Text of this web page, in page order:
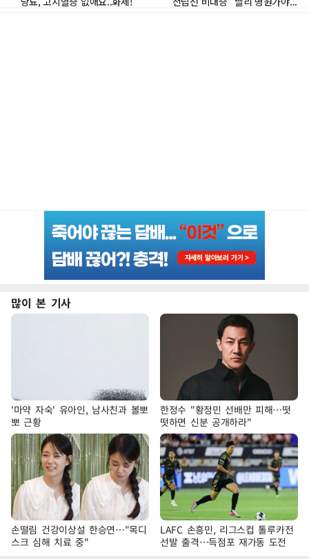
많이 본 기사
'마약 자숙' 유아인, 남사친과 볼뽀
뽀 근황
한정수 "황정민 선배만 피해…떳
떳하면 신분 공개하라"
손떨림 건강이상설 한승연…"목디
스크 심해 치료 중"
LAFC 손흥민, 리그스컵 톨루카전
선발 출격…득점포 재가동 도전